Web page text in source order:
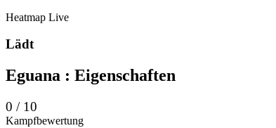
Heatmap Live
Lädt
Eguana : Eigenschaften
0 / 10
Kampfbewertung